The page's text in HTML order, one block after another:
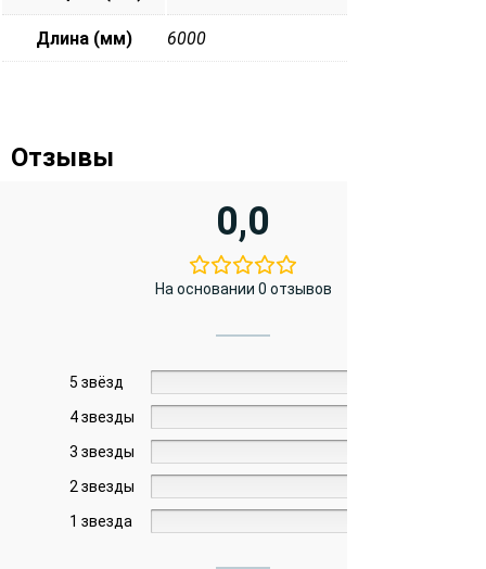
Длина (мм) 6000
Отзывы
0,0
На основании 0 отзывов
5 звёзд
4 звезды
3 звезды
2 звезды
1 звезда